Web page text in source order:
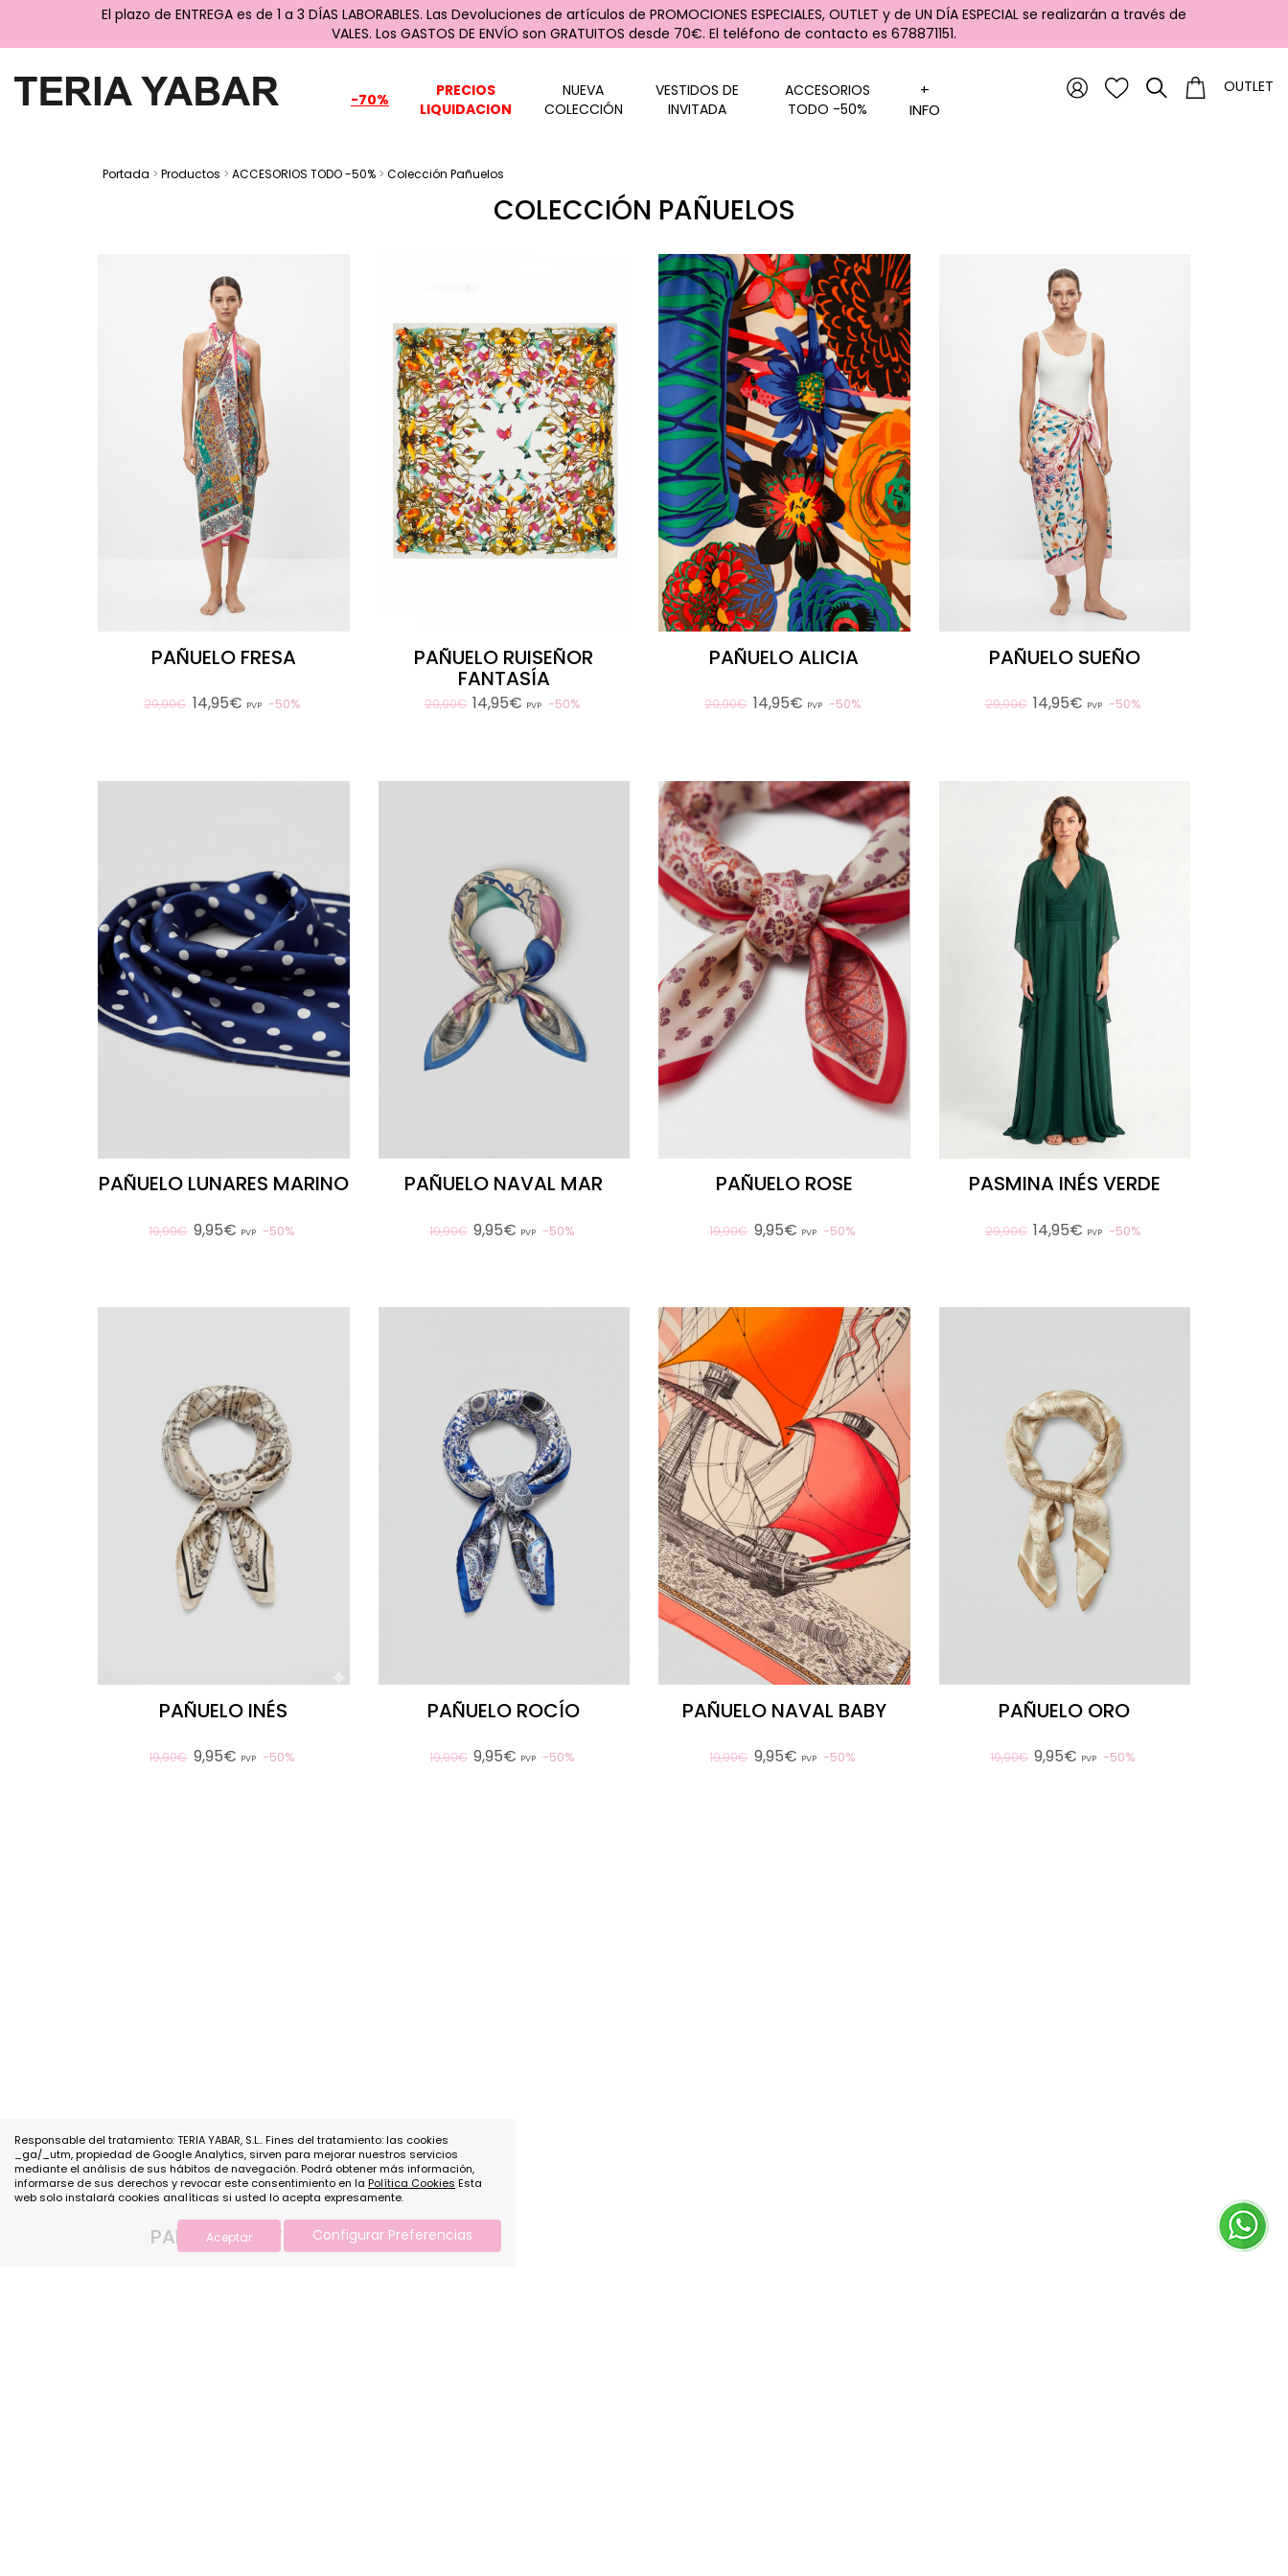
El plazo de ENTREGA es de 1 a 3 DÍAS LABORABLES. Las Devoluciones de artículos de PROMOCIONES ESPECIALES, OUTLET y de UN DÍA ESPECIAL se realizarán a través de
VALES. Los GASTOS DE ENVÍO son GRATUITOS desde 70€. El teléfono de contacto es 678871151.
OUTLET
-70%
PRECIOS
LIQUIDACION
NUEVA
COLECCIÓN
VESTIDOS DE
INVITADA
ACCESORIOS
TODO -50%
+
INFO
Portada > Productos > ACCESORIOS TODO -50% > Colección Pañuelos
COLECCIÓN PAÑUELOS
PAÑUELO FRESA
29,90€ 14,95€ PVP 50%
PAÑUELO RUISEÑOR
FANTASÍA
29,90€ 14,95€ PVP 50%
PAÑUELO ALICIA
29,90€ 14,95€ PVP 50%
PAÑUELO SUEÑO
29,90€ 14,95€ PVP 50%
PAÑUELO LUNARES MARINO
19,90€ 9,95€ PVP 50%
PAÑUELO NAVAL MAR
19,90€ 9,95€ PVP 50%
PAÑUELO ROSE
19,90€ 9,95€ PVP 50%
PASMINA INÉS VERDE
29,90€ 14,95€ PVP 50%
PAÑUELO INÉS
19,90€ 9,95€ PVP 50%
PAÑUELO ROCÍO
19,90€ 9,95€ PVP 50%
PAÑUELO NAVAL BABY
19,90€ 9,95€ PVP 50%
PAÑUELO ORO
19,90€ 9,95€ PVP 50%
PAÑUELO SELVA
Responsable del tratamiento: TERIA YABAR, S.L.. Fines del tratamiento: las cookies
_ga/_utm, propiedad de Google Analytics, sirven para mejorar nuestros servicios
mediante el análisis de sus hábitos de navegación. Podrá obtener más información,
informarse de sus derechos y revocar este consentimiento en la Política Cookies Esta
web solo instalará cookies analíticas si usted lo acepta expresamente.
Aceptar Configurar Preferencias